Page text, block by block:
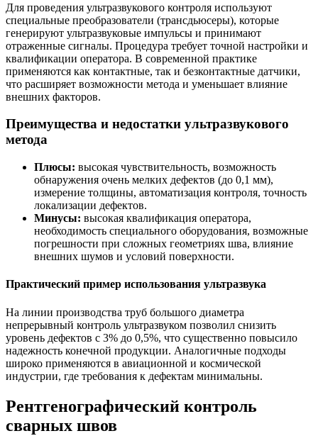
Для проведения ультразвукового контроля используют
специальные преобразователи (трансдьюсеры), которые
генерируют ультразвуковые импульсы и принимают
отраженные сигналы. Процедура требует точной настройки и
квалификации оператора. В современной практике
применяются как контактные, так и безконтактные датчики,
что расширяет возможности метода и уменьшает влияние
внешних факторов.
Преимущества и недостатки ультразвукового
метода
Плюсы: высокая чувствительность, возможность
обнаружения очень мелких дефектов (до 0,1 мм),
измерение толщины, автоматизация контроля, точность
локализации дефектов.
Минусы: высокая квалификация оператора,
необходимость специального оборудования, возможные
погрешности при сложных геометриях шва, влияние
внешних шумов и условий поверхности.
Практический пример использования ультразвука
На линии производства труб большого диаметра
непрерывный контроль ультразвуком позволил снизить
уровень дефектов с 3% до 0,5%, что существенно повысило
надежность конечной продукции. Аналогичные подходы
широко применяются в авиационной и космической
индустрии, где требования к дефектам минимальны.
Рентгенографический контроль
сварных швов